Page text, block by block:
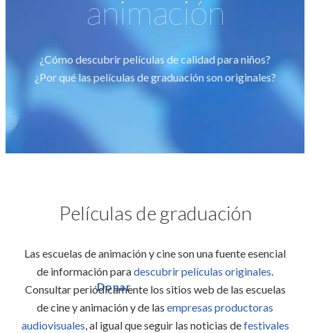
Donar
animación
¿Cómo descubrir películas de calidad para niños?
¿Por qué las películas de graduación son originales?
Películas de graduación
Las escuelas de animación y cine son una fuente esencial
de información paradescubrir películas originales.
Consultar periódicamente los sitios web de las escuelas
de cine y animación y de las empresas productoras
audiovisuales, al igual que seguir las noticias defestivales